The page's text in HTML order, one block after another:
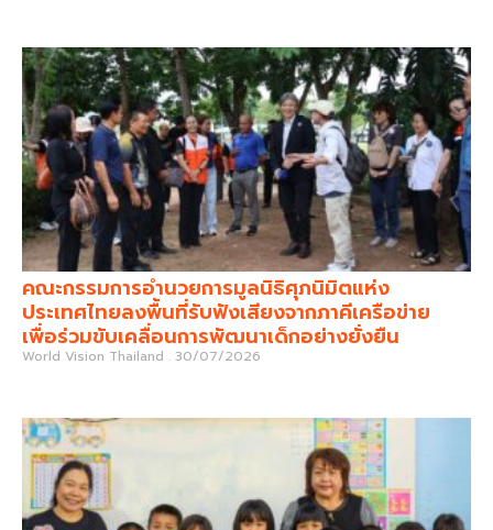
คณะกรรมการอำนวยการมูลนิธิศุภนิมิตแห่ง
ประเทศไทยลงพื้นที่รับฟังเสียงจากภาคีเครือข่าย
เพื่อร่วมขับเคลื่อนการพัฒนาเด็กอย่างยั่งยืน
World Vision Thailand 30/07/2026